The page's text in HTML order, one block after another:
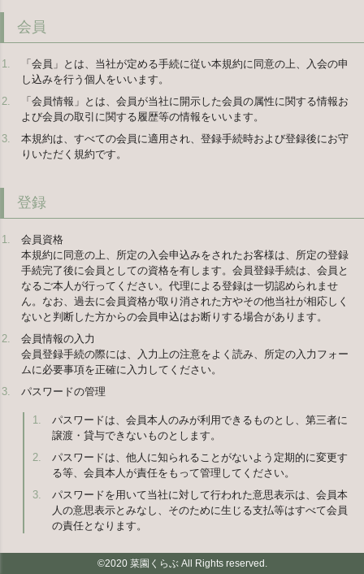
会員
「会員」とは、当社が定める手続に従い本規約に同意の上、入会の申
し込みを行う個人をいいます。
「会員情報」とは、会員が当社に開示した会員の属性に関する情報お
よび会員の取引に関する履歴等の情報をいいます。
本規約は、すべての会員に適用され、登録手続時および登録後にお守
りいただく規約です。
登録
会員資格
本規約に同意の上、所定の入会申込みをされたお客様は、所定の登録
手続完了後に会員としての資格を有します。会員登録手続は、会員と
なるご本人が行ってください。代理による登録は一切認められませ
ん。なお、過去に会員資格が取り消された方やその他当社が相応しく
ないと判断した方からの会員申込はお断りする場合があります。
会員情報の入力
会員登録手続の際には、入力上の注意をよく読み、所定の入力フォー
ムに必要事項を正確に入力してください。
パスワードの管理
パスワードは、会員本人のみが利用できるものとし、第三者に
譲渡・貸与できないものとします。
パスワードは、他人に知られることがないよう定期的に変更す
る等、会員本人が責任をもって管理してください。
パスワードを用いて当社に対して行われた意思表示は、会員本
人の意思表示とみなし、そのために生じる支払等はすべて会員
の責任となります。
©2020 菜園くらぶ All Rights reserved.